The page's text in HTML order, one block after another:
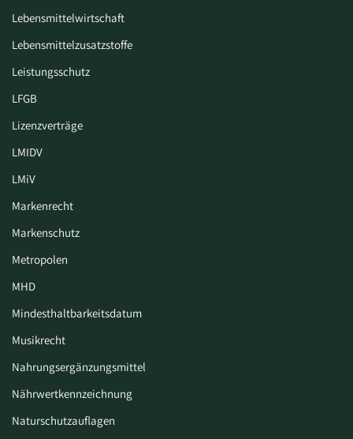
Lebensmittelwirtschaft
Lebensmittelzusatzstoffe
Leistungsschutz
LFGB
Lizenzverträge
LMIDV
LMiV
Markenrecht
Markenschutz
Metropolen
MHD
Mindesthaltbarkeitsdatum
Musikrecht
Nahrungsergänzungsmittel
Nährwertkennzeichnung
Naturschutzauflagen